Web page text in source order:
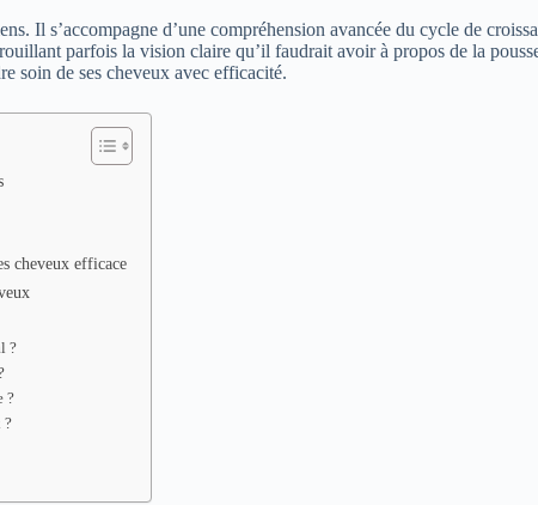
Il s’accompagne d’une compréhension avancée du cycle de
parfois la vision claire qu’il faudrait avoir à propos de la
soin de ses cheveux avec efficacité.
cheveux efficace
?
?
?